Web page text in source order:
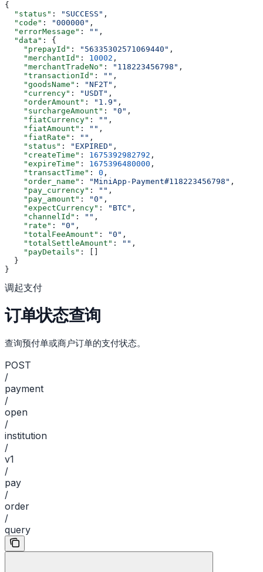
{
  "status"
: "SUCCESS" ,
  "code"
: "000000" ,
  "errorMessage"
: "" ,
  "data"
: {
    "prepayId"
: "56335302571069440" ,
    "merchantId"
: 10002 ,
    "merchantTradeNo"
: "118223456798" ,
    "transactionId"
: "" ,
    "goodsName"
: "NF2T" ,
    "currency"
: "USDT" ,
    "orderAmount"
: "1.9" ,
    "surchargeAmount"
: "0" ,
    "fiatCurrency"
: "" ,
    "fiatAmount"
: "" ,
    "fiatRate"
: "" ,
    "status"
: "EXPIRED" ,
    "createTime"
: 1675392982792 ,
    "expireTime"
: 1675396480000 ,
    "transactTime"
: 0 ,
    "order_name"
: "MiniApp-Payment#118223456798" ,
    "pay_currency"
: "" ,
    "pay_amount"
: "0" ,
    "expectCurrency"
: "BTC" ,
    "channelId"
: "" ,
    "rate"
: "0" ,
    "totalFeeAmount"
: "0" ,
    "totalSettleAmount"
: "" ,
    "payDetails"
: []
  }
}
调起支付
订单状态查询
查询预付单或商户订单的支付状态。
POST
/
payment
/
open
/
institution
/
v1
/
pay
/
order
/
query